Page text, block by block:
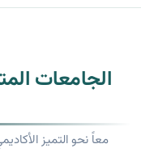
الجامعات
معاً نحو التميز